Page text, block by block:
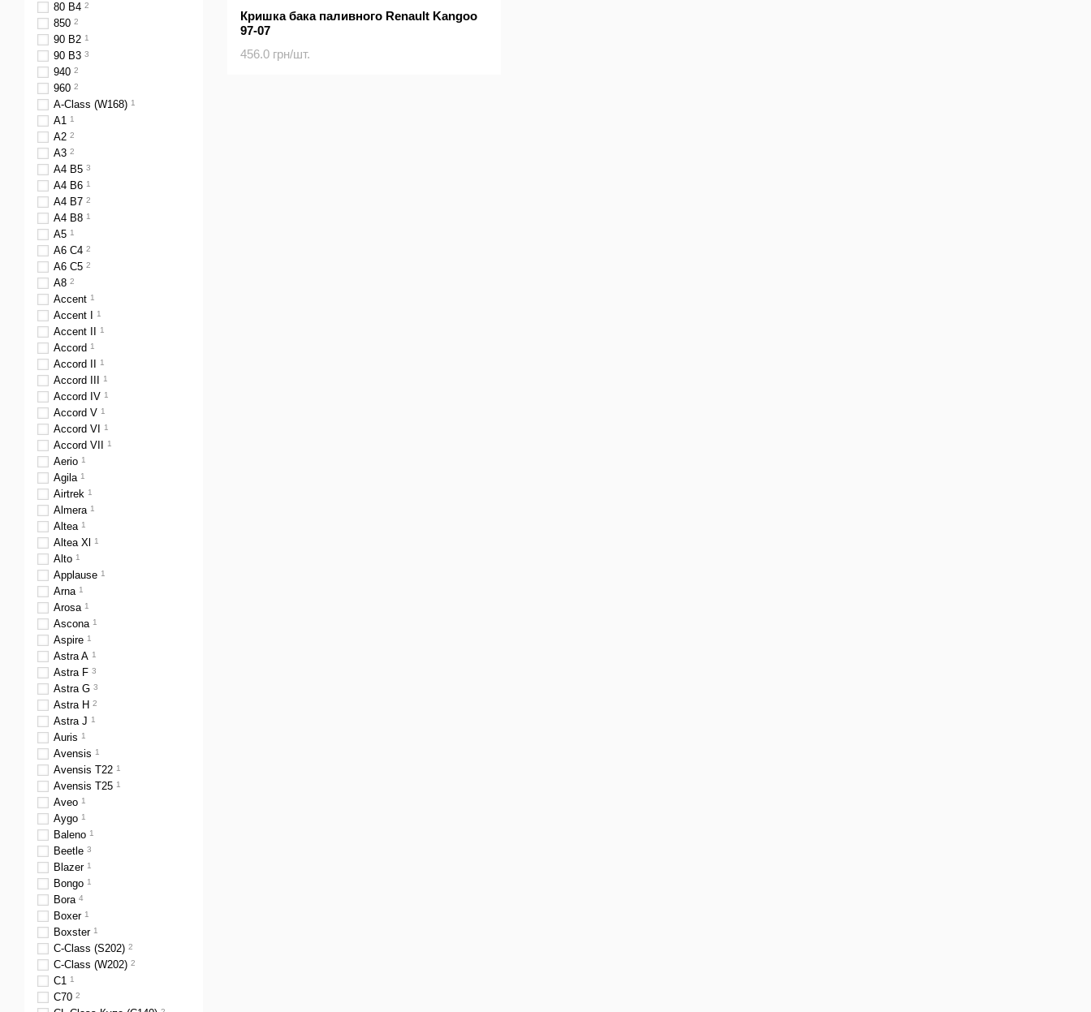
Кришка бака паливного Renault Kangoo
97-07
456.0 грн/шт.
80 B4 2
850 2
90 B2 1
90 B3 3
940 2
960 2
A-Class (W168) 1
A1 1
A2 2
A3 2
A4 B5 3
A4 B6 1
A4 B7 2
A4 B8 1
A5 1
A6 C4 2
A6 C5 2
A8 2
Accent 1
Accent I 1
Accent II 1
Accord 1
Accord II 1
Accord III 1
Accord IV 1
Accord V 1
Accord VI 1
Accord VII 1
Aerio 1
Agila 1
Airtrek 1
Almera 1
Altea 1
Altea Xl 1
Alto 1
Applause 1
Arna 1
Arosa 1
Ascona 1
Aspire 1
Astra A 1
Astra F 3
Astra G 3
Astra H 2
Astra J 1
Auris 1
Avensis 1
Avensis T22 1
Avensis T25 1
Aveo 1
Aygo 1
Baleno 1
Beetle 3
Blazer 1
Bongo 1
Bora 4
Boxer 1
Boxster 1
C-Class (S202) 2
C-Class (W202) 2
C1 1
C70 2